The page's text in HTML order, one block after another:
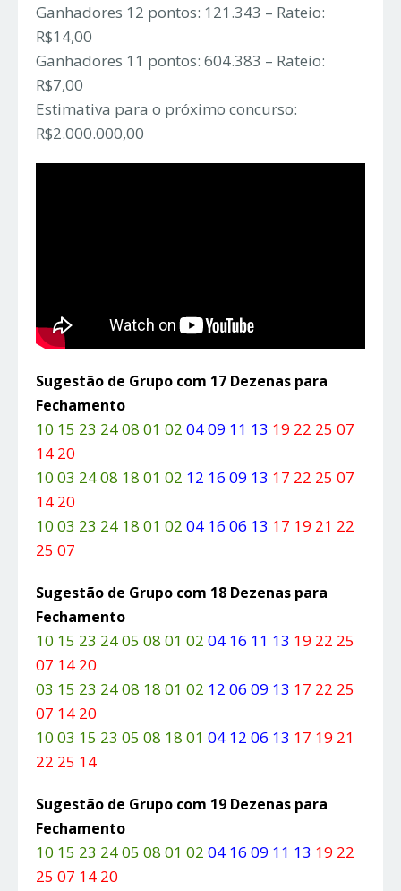
Ganhadores 12 pontos: 121.343 – Rateio:
R$14,00
Ganhadores 11 pontos: 604.383 – Rateio:
R$7,00
Estimativa para o próximo concurso:
R$2.000.000,00
Sugestão de Grupo com 17 Dezenas para
Fechamento
10 15 23 24 08 01 02 04 09 11 13 19 22 25 07
14 20
10 03 24 08 18 01 02 12 16 09 13 17 22 25 07
14 20
10 03 23 24 18 01 02 04 16 06 13 17 19 21 22
25 07
Sugestão de Grupo com 18 Dezenas para
Fechamento
10 15 23 24 05 08 01 02 04 16 11 13 19 22 25
07 14 20
03 15 23 24 08 18 01 02 12 06 09 13 17 22 25
07 14 20
10 03 15 23 05 08 18 01 04 12 06 13 17 19 21
22 25 14
Sugestão de Grupo com 19 Dezenas para
Fechamento
10 15 23 24 05 08 01 02 04 16 09 11 13 19 22
25 07 14 20